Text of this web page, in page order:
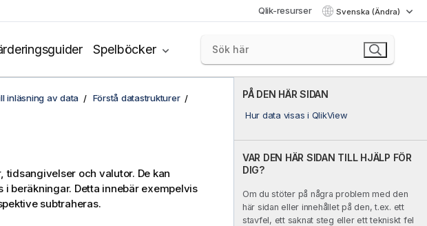
Qlik-resurser Svenska (Ändra)
Spelböcker
PÅ DEN HÄR SIDAN
Hur data visas i QlikView
VAR DEN HÄR SIDAN TILL HJÄLP FÖR
DIG?
Om du stöter på några problem med den
här sidan eller innehållet på den, t.ex. ett
stavfel, ett saknat steg eller ett tekniskt fel
inläsning av data Förstå datastrukturer
och valutor. De kan
beräkningar. Detta innebär exempelvis
subtraheras.